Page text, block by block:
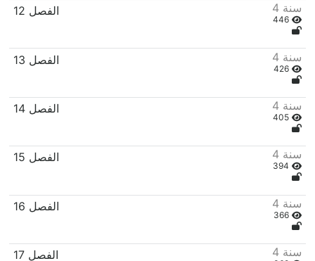
12 الفصل 4 سنة
446
13 الفصل 4 سنة
426
14 الفصل 4 سنة
405
15 الفصل 4 سنة
394
16 الفصل 4 سنة
366
17 الفصل 4 سنة